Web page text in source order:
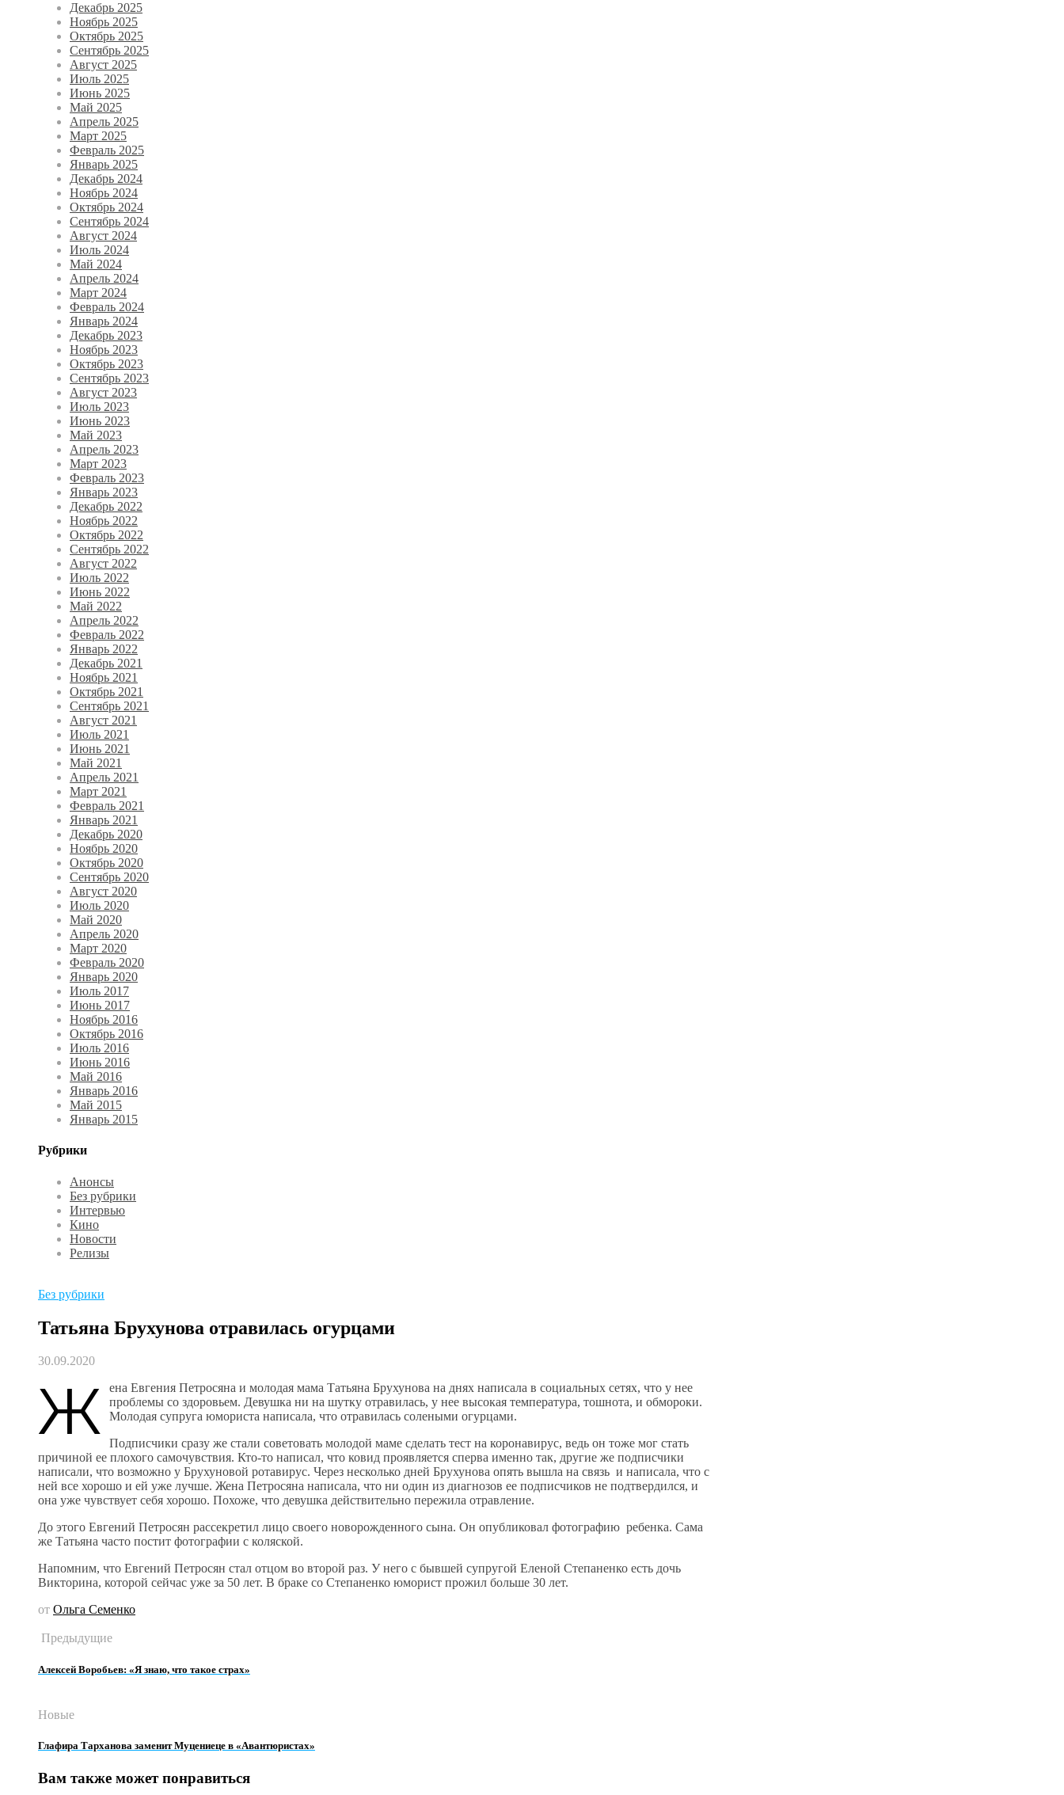
Декабрь 2025
Ноябрь 2025
Октябрь 2025
Сентябрь 2025
Август 2025
Июль 2025
Июнь 2025
Май 2025
Апрель 2025
Март 2025
Февраль 2025
Январь 2025
Декабрь 2024
Ноябрь 2024
Октябрь 2024
Сентябрь 2024
Август 2024
Июль 2024
Май 2024
Апрель 2024
Март 2024
Февраль 2024
Январь 2024
Декабрь 2023
Ноябрь 2023
Октябрь 2023
Сентябрь 2023
Август 2023
Июль 2023
Июнь 2023
Май 2023
Апрель 2023
Март 2023
Февраль 2023
Январь 2023
Декабрь 2022
Ноябрь 2022
Октябрь 2022
Сентябрь 2022
Август 2022
Июль 2022
Июнь 2022
Май 2022
Апрель 2022
Февраль 2022
Январь 2022
Декабрь 2021
Ноябрь 2021
Октябрь 2021
Сентябрь 2021
Август 2021
Июль 2021
Июнь 2021
Май 2021
Апрель 2021
Март 2021
Февраль 2021
Январь 2021
Декабрь 2020
Ноябрь 2020
Октябрь 2020
Сентябрь 2020
Август 2020
Июль 2020
Май 2020
Апрель 2020
Март 2020
Февраль 2020
Январь 2020
Июль 2017
Июнь 2017
Ноябрь 2016
Октябрь 2016
Июль 2016
Июнь 2016
Май 2016
Январь 2016
Май 2015
Январь 2015
Рубрики
Анонсы
Без рубрики
Интервью
Кино
Новости
Релизы
Без рубрики
Татьяна Брухунова отравилась огурцами
30.09.2020
Ж
ена Евгения Петросяна и молодая мама Татьяна Брухунова на днях написала в социальных сетях, что у нее
проблемы со здоровьем. Девушка ни на шутку отравилась, у нее высокая температура, тошнота, и обмороки.
Молодая супруга юмориста написала, что отравилась солеными огурцами.
Подписчики сразу же стали советовать молодой маме сделать тест на коронавирус, ведь он тоже мог стать
причиной ее плохого самочувствия. Кто-то написал, что ковид проявляется сперва именно так, другие же подписчики
написали, что возможно у Брухуновой ротавирус. Через несколько дней Брухунова опять вышла на связь и написала, что с
ней все хорошо и ей уже лучше. Жена Петросяна написала, что ни один из диагнозов ее подписчиков не подтвердился, и
она уже чувствует себя хорошо. Похоже, что девушка действительно пережила отравление.
До этого Евгений Петросян рассекретил лицо своего новорожденного сына. Он опубликовал фотографию ребенка. Сама
же Татьяна часто постит фотографии с коляской.
Напомним, что Евгений Петросян стал отцом во второй раз. У него с бывшей супругой Еленой Степаненко есть дочь
Викторина, которой сейчас уже за 50 лет. В браке со Степаненко юморист прожил больше 30 лет.
от Ольга Семенко
Предыдущие
Алексей Воробьев: «Я знаю, что такое страх»
Новые
Глафира Тарханова заменит Муцениеце в «Авантюристах»
Вам также может понравиться